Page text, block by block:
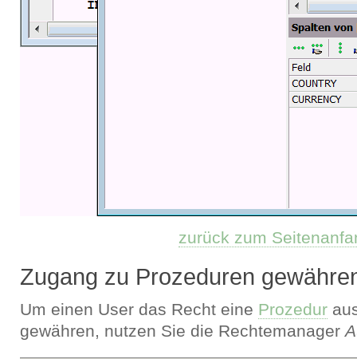
zurück zum
Zugang zu Prozeduren
Um einen User das Recht eine Prozedur
gewähren, nutzen Sie die Rechtemanager